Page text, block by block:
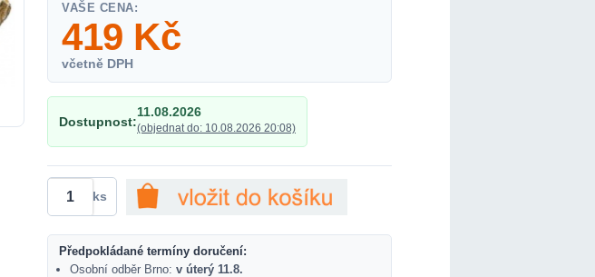
VAŠE CENA:
419 Kč
včetně DPH
Dostupnost:
11.08.2026
(objednat do: 10.08.2026 20:08)
ks
Předpokládané termíny doručení:
Osobní odběr Brno: v úterý 11.8.